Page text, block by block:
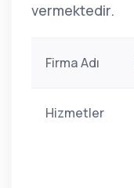
vermektedir.
Firma Adı
Hizmetler